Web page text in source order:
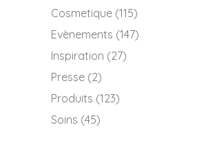
Cosmetique (115)
Evènements (147)
Inspiration (27)
Presse (2)
Produits (123)
Soins (45)